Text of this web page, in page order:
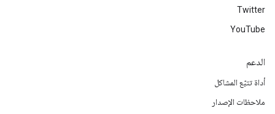
Twitter
YouTube
الدعم
أداة تتبّع المشاكل
ملاحظات الإصدار